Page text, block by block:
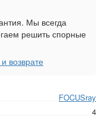
FOCUSray
4
Мы всегда
решить спорные
возврате